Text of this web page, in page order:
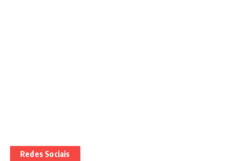
Redes Sociais